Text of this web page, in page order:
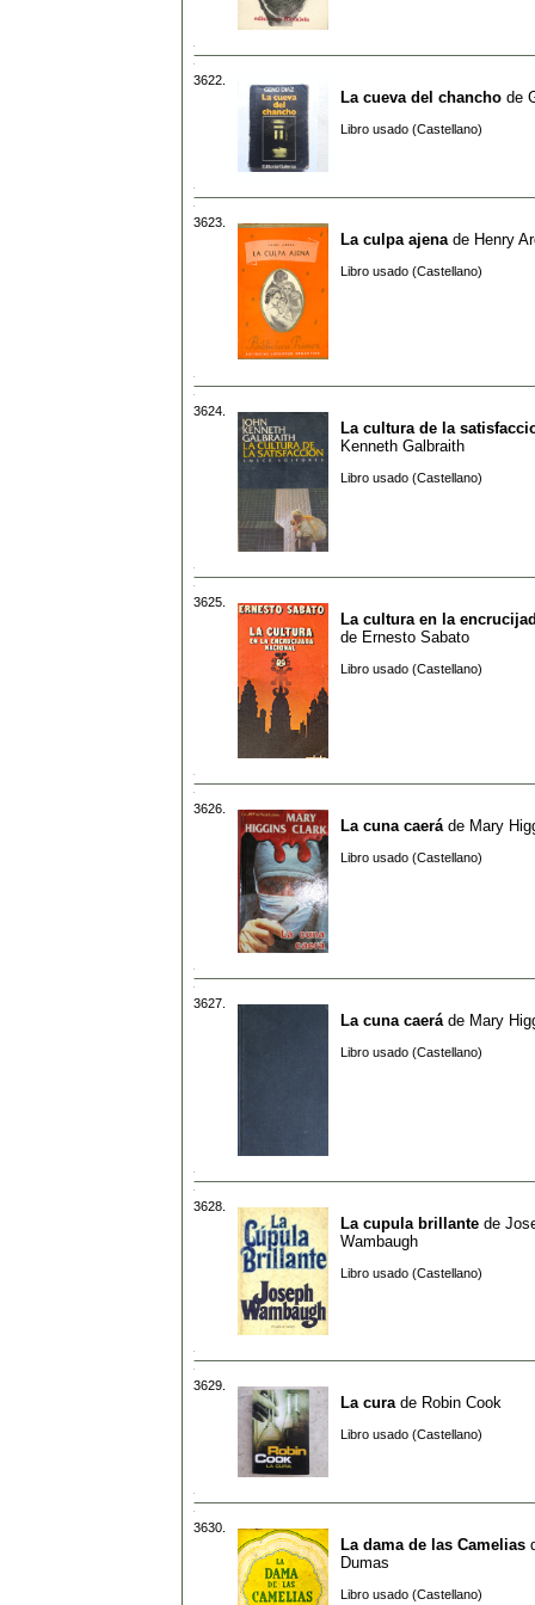
3622.
La cueva del chancho de
Libro usado (Castellano)
3623.
La culpa ajena de Henry
Libro usado (Castellano)
3624.
La cultura de la
Kenneth Galbraith
Libro usado (Castellano)
3625.
La cultura en la
de Ernesto Sabato
Libro usado (Castellano)
3626.
La cuna caerá de Mary
Libro usado (Castellano)
3627.
La cuna caerá de Mary
Libro usado (Castellano)
3628.
La cupula brillante de
Wambaugh
Libro usado (Castellano)
3629.
La cura de Robin Cook
Libro usado (Castellano)
3630.
La dama de las Camelias
Dumas
Libro usado (Castellano)